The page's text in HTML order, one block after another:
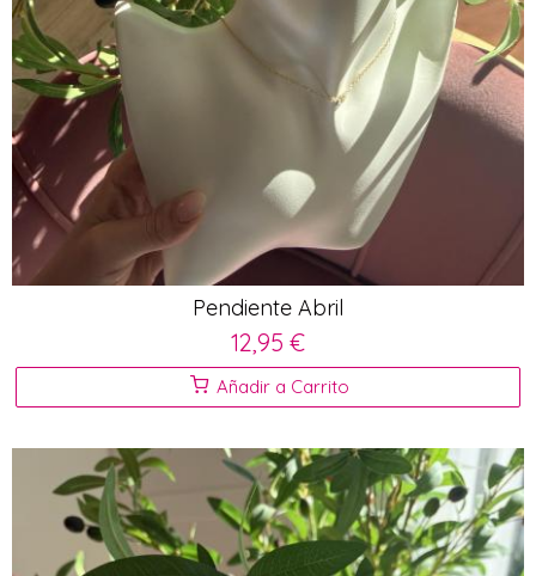
Pendiente Abril
12,95 €
Añadir a Carrito